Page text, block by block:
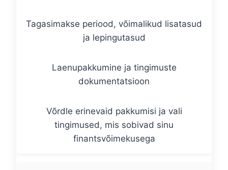
Tagasimakse periood, võimalikud lisatasud
ja lepingutasud
Laenupakkumine ja tingimuste
dokumentatsioon
Võrdle erinevaid pakkumisi ja vali
tingimused, mis sobivad sinu
finantsvõimekusega